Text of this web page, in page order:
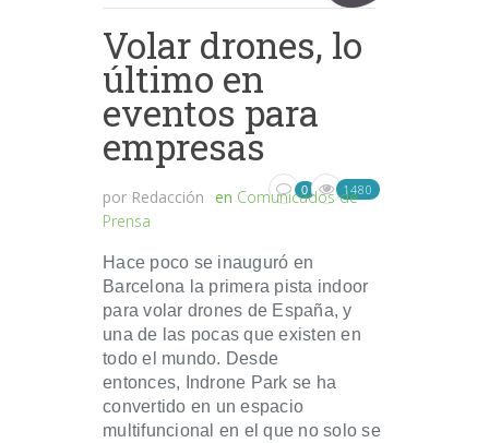
Volar drones, lo
último en
eventos para
empresas
por Redacción en Comunicados de
Prensa
0 1480
Hace poco se inauguró en
Barcelona la primera pista indoor
para volar drones de España, y
una de las pocas que existen en
todo el mundo. Desde
entonces, Indrone Park se ha
convertido en un espacio
multifuncional en el que no solo se